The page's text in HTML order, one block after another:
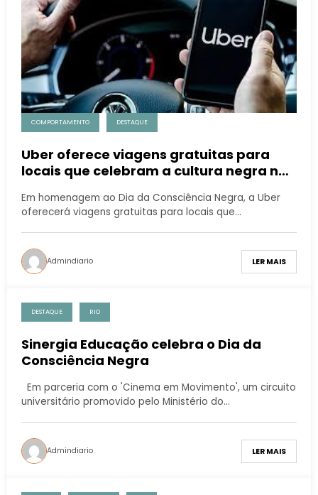
COMPORTAMENTO DESTAQUE
Uber oferece viagens gratuitas para
locais que celebram a cultura negra no
Em homenagem ao Dia da Consciência Negra, a Uber
oferecerá viagens gratuitas para locais que…
Admindiario LER MAIS
DESTAQUE RIO
Sinergia Educação celebra o Dia da
Consciência Negra
Em parceria com o 'Cinema em Movimento', um circuito
universitário promovido pelo Ministério do…
Admindiario LER MAIS